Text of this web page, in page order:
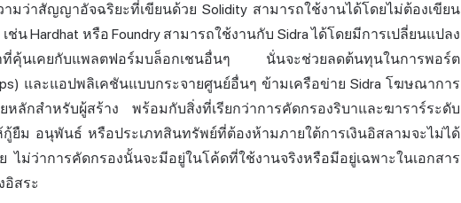
ามว่าสัญญาอัจฉริยะที่เขียนด้วย Solidity สามารถใช้งานได้โดยไม่ต้องเขียน
Hardhat หรือ Foundry สามารถใช้งานกับ Sidra ได้โดยมีการเปลี่ยนแปลง
นเคยกับแพลตฟอร์มบล็อกเชนอื่นๆ นั่นจะช่วยลดต้นทุนในการพอร์ต
และแอปพลิเคชันแบบกระจายศูนย์อื่นๆ ข้ามเครือข่าย Sidra โฆษณาการ
ลักสำหรับผู้สร้าง พร้อมกับสิ่งที่เรียกว่าการคัดกรองริบาและฆาราร์ระดับ
ยืม อนุพันธ์ หรือประเภทสินทรัพย์ที่ต้องห้ามภายใต้การเงินอิสลามจะไม่ได้
ไม่ว่าการคัดกรองนั้นจะมีอยู่ในโค้ดที่ใช้งานจริงหรือมีอยู่เฉพาะในเอกสาร
อิสระ